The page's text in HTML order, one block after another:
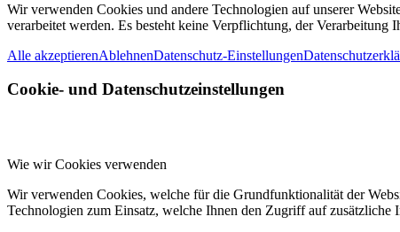
Wir verwenden Cookies und andere Technologien auf unserer
verarbeitet werden. Es besteht keine Verpflichtung, der
Alle akzeptierenAblehnenDatenschutz-Einstellungen
Cookie- und Datenschutzeinstellungen
Wie wir Cookies verwenden
Wir verwenden Cookies, welche für die Grundfunktionalität der
Technologien zum Einsatz, welche Ihnen den Zugriff auf